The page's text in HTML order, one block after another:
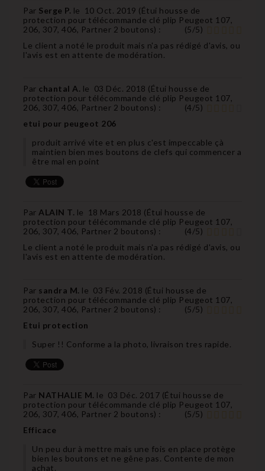
Par Serge P. le 10 Oct. 2019 (Étui housse de
protection pour télécommande clé plip Peugeot 107,
206, 307, 406, Partner 2 boutons) : (5/5)
Le client a noté le produit mais n'a pas rédigé d'avis, ou
l'avis est en attente de modération.
Par chantal A. le 03 Déc. 2018 (Étui housse de
protection pour télécommande clé plip Peugeot 107,
206, 307, 406, Partner 2 boutons) : (4/5)
etui pour peugeot 206
produit arrivé vite et en plus c'est impeccable çà
maintien bien mes boutons de clefs qui commencer a
être mal en point
Par ALAIN T. le 18 Mars 2018 (Étui housse de
protection pour télécommande clé plip Peugeot 107,
206, 307, 406, Partner 2 boutons) : (4/5)
Le client a noté le produit mais n'a pas rédigé d'avis, ou
l'avis est en attente de modération.
Par sandra M. le 03 Fév. 2018 (Étui housse de
protection pour télécommande clé plip Peugeot 107,
206, 307, 406, Partner 2 boutons) : (5/5)
Etui protection
Super !! Conforme a la photo, livraison tres rapide.
Par NATHALIE M. le 03 Déc. 2017 (Étui housse de
protection pour télécommande clé plip Peugeot 107,
206, 307, 406, Partner 2 boutons) : (5/5)
Efficace
Un peu dur à mettre mais une fois en place protège
bien les boutons et ne gêne pas. Contente de mon
achat.